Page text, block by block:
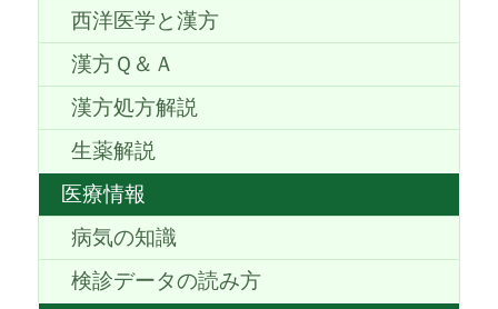
西洋医学と漢方
漢方Ｑ＆Ａ
漢方処方解説
生薬解説
医療情報
病気の知識
検診データの読み方